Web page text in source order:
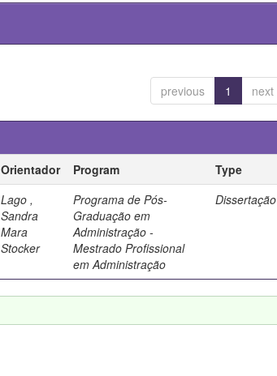
previous 1 next
Orientador Program
Type
Lago ,
Sandra
Mara
Stocker
Programa de Pós-
Graduação em
Administração -
Mestrado Profissional
em Administração
Dissertação